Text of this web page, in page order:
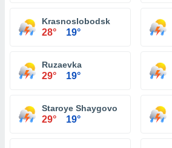
Krasnoslobodsk
28° 19°
Ruzaevka
29° 19°
Staroye Shaygovo
29° 19°